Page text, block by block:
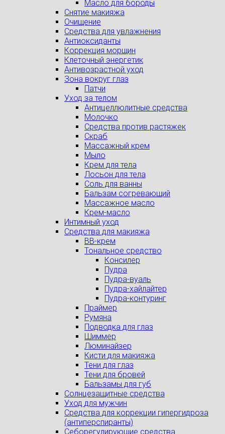
Масло для бороды
Снятие макияжа
Очищение
Средства для увлажнения
Антиоксиданты
Коррекция морщин
Клеточный энергетик
Антивозрастной уход
Зона вокруг глаз
Патчи
Уход за телом
Антицеллюлитные средства
Молочко
Средства против растяжек
Скраб
Массажный крем
Мыло
Крем для тела
Лосьон для тела
Соль для ванны
Бальзам согревающий
Массажное масло
Крем-масло
Интимный уход
Средства для макияжа
BB-крем
Тональное средство
Консилер
Пудра
Пудра-вуаль
Пудра-хайлайтер
Пудра-контуринг
Праймер
Румяна
Подводка для глаз
Шиммер
Люминайзер
Кисти для макияжа
Тени для глаз
Тени для бровей
Бальзамы для губ
Солнцезащитные средства
Уход для мужчин
Средства для коррекции гипергидроза
(антиперспиранты)
Себорегулирующие средства